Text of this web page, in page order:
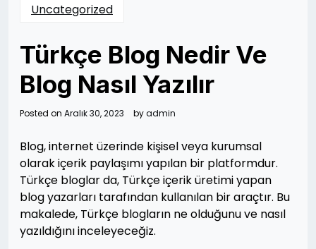
Uncategorized
Türkçe Blog Nedir Ve
Blog Nasıl Yazılır
Posted on Aralık 30, 2023 byadmin
Blog, internet üzerinde kişisel veya kurumsal
olarak içerik paylaşımı yapılan bir platformdur.
Türkçe bloglar da, Türkçe içerik üretimi yapan
blog yazarları tarafından kullanılan bir araçtır. Bu
makalede, Türkçe blogların ne olduğunu ve nasıl
yazıldığını inceleyeceğiz.